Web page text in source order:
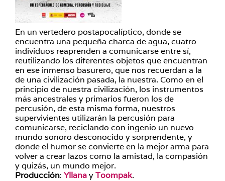
En un vertedero postapocalíptico, donde se
encuentra una pequeña charca de agua, cuatro
individuos reaprenden a comunicarse entre sí,
reutilizando los diferentes objetos que encuentran
en ese inmenso basurero, que nos recuerdan a la
de una civilización pasada, la nuestra. Como en el
principio de nuestra civilización, los instrumentos
más ancestrales y primarios fueron los de
percusión, de esta misma forma, nuestros
supervivientes utilizarán la percusión para
comunicarse, reciclando con ingenio un nuevo
mundo sonoro desconocido y sorprendente, y
donde el humor se convierte en la mejor arma para
volver a crear lazos como la amistad, la compasión
y quizás, un mundo mejor.
Producción:YllanayToompak.